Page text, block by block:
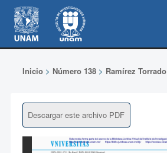
Inicio> Número 138> Ramírez Torrado
Descargar este archivo PDF